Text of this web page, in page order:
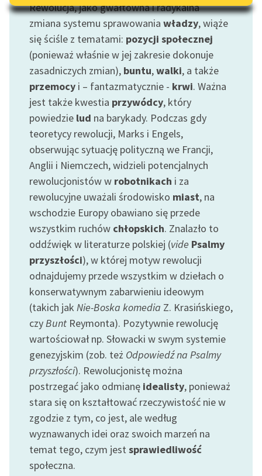
Lektury szkolne i klasyka
literatury do słuchania dla
uczennic i uczniów z
niepełnosprawnościami
E-kolekcja lektur
szkolnych i literatury do
słuchania dla uczennic i
uczniów z
niepełnosprawnościami
Feministyczne inspiracje.
Popularyzacja
skandynawskiej literatury
feministycznej
Ręce pełne poezji
Kolekcje edukacyjne
twórców przechodzących
do domeny publicznej,
lektur szkolnych oraz
Starego Testamentu
Odkurzamy bohaterów
Szkoła Poezji Wolnych
Lektur
O nas
Kontakt
O projekcie
Zespół
Rewolucja, jako gwałtowna i radykalna
zmiana systemu sprawowania władzy, wiąże
się ściśle z tematami: pozycji społecznej
(ponieważ właśnie w jej zakresie dokonuje
zasadniczych zmian), buntu,walki, a także
przemocy i – fantazmatycznie - krwi. Ważna
jest także kwestia przywódcy, który
powiedzie lud na barykady. Podczas gdy
teoretycy rewolucji, Marks i Engels,
obserwując sytuację polityczną we Francji,
Anglii i Niemczech, widzieli potencjalnych
rewolucjonistów w robotnikach i za
rewolucyjne uważali środowisko miast, na
wschodzie Europy obawiano się przede
wszystkim ruchów chłopskich. Znalazło to
oddźwięk w literaturze polskiej (vide Psalmy
przyszłości), w której motyw rewolucji
odnajdujemy przede wszystkim w dziełach o
konserwatywnym zabarwieniu ideowym
(takich jak Nie-Boska komedia Z. Krasińskiego,
czyBunt Reymonta). Pozytywnie rewolucję
wartościował np. Słowacki w swym systemie
genezyjskim (zob. też Odpowiedź na Psalmy
przyszłości). Rewolucjonistę można
postrzegać jako odmianę idealisty, ponieważ
stara się on kształtować rzeczywistość nie w
zgodzie z tym, co jest, ale według
wyznawanych idei oraz swoich marzeń na
temat tego, czym jest sprawiedliwość
społeczna.